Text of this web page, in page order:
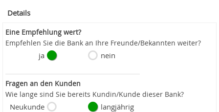
Details
Eine Empfehlung wert?
Empfehlen Sie die Bank an Ihre Freunde/Bekannten weiter?
ja nein
Fragen an den Kunden
Wie lange sind Sie bereits Kundin/Kunde dieser Bank?
Neukunde langjährig